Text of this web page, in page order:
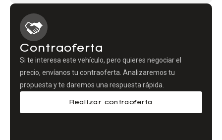
Contraoferta
Si te interesa este vehículo, pero quieres negociar el
precio, envíanos tu contraoferta. Analizaremos tu
propuesta y te daremos una respuesta rápida.
Realizar contraoferta